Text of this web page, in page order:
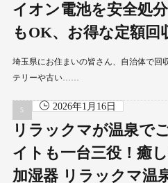
イオン電池を安全処
もOK、お得な定額回
埼玉県にお住まいの皆さん、自治体で回
テリーや古い……
2026年1月16日
リラックマが温泉で
イトも一台三役！癒
加湿器 リラックマ温